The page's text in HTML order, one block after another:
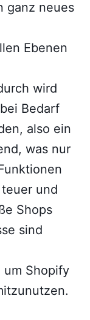
ganz neues
Ebenen
wird
Bedarf
also ein
was nur
und
Shops
sind
Shopify